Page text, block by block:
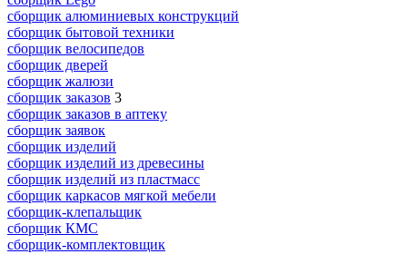
сборщик алюминиевых конструкций
сборщик бытовой техники
сборщик велосипедов
сборщик дверей
сборщик жалюзи
сборщик заказов 3
сборщик заказов в аптеку
сборщик заявок
сборщик изделий
сборщик изделий из древесины
сборщик изделий из пластмасс
сборщик каркасов мягкой мебели
сборщик-клепальщик
сборщик КМС
сборщик-комплектовщик